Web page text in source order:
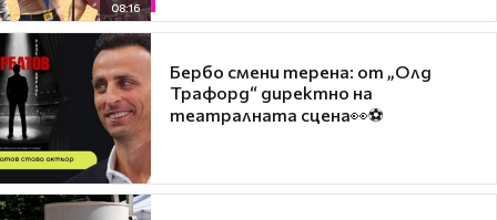
08:16
Бербо смени терена: от „Олд
Трафорд“ директно на
театралната сцена👀⚽